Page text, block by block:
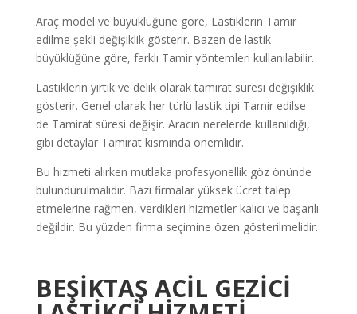
Araç model ve büyüklüğüne göre, Lastiklerin Tamir
edilme şekli değişiklik gösterir. Bazen de lastik
büyüklüğüne göre, farklı Tamir yöntemleri kullanılabilir.
Lastiklerin yırtık ve delik olarak tamirat süresi değişiklik
gösterir. Genel olarak her türlü lastik tipi Tamir edilse
de Tamirat süresi değişir. Aracın nerelerde kullanıldığı,
gibi detaylar Tamirat kısmında önemlidir.
Bu hizmeti alırken mutlaka profesyonellik göz önünde
bulundurulmalıdır. Bazı firmalar yüksek ücret talep
etmelerine rağmen, verdikleri hizmetler kalıcı ve başarılı
değildir. Bu yüzden firma seçimine özen gösterilmelidir.
BEŞİKTAŞ ACİL GEZİCİ